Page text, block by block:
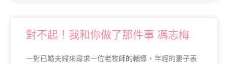
對不起！我和你做了那件事 馮志梅
一對已婚夫婦來尋求一位老牧師的輔導，年輕的妻子表